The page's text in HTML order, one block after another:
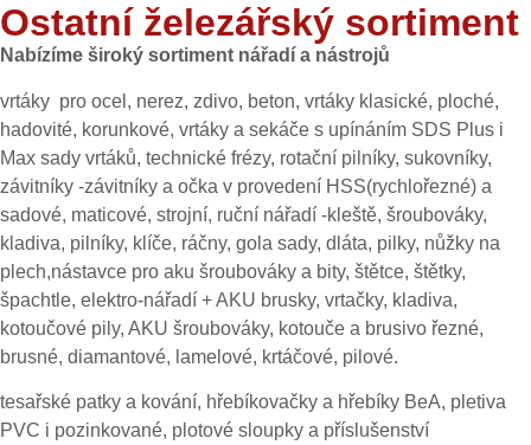
Ostatní železářský sortiment
Nabízíme široký sortiment nářadí a nástrojů
vrtáky pro ocel, nerez, zdivo, beton, vrtáky klasické, ploché,
hadovité, korunkové, vrtáky a sekáče s upínáním SDS Plus i
Max sady vrtáků, technické frézy, rotační pilníky, sukovníky,
závitníky -závitníky a očka v provedení HSS(rychlořezné) a
sadové, maticové, strojní, ruční nářadí -kleště, šroubováky,
kladiva, pilníky, klíče, ráčny, gola sady, dláta, pilky, nůžky na
plech,nástavce pro aku šroubováky a bity, štětce, štětky,
špachtle, elektro-nářadí + AKU brusky, vrtačky, kladiva,
kotoučové pily, AKU šroubováky, kotouče a brusivo řezné,
brusné, diamantové, lamelové, krtáčové, pilové.
tesařské patky a kování, hřebíkovačky a hřebíky BeA, pletiva
PVC i pozinkované, plotové sloupky a příslušenství